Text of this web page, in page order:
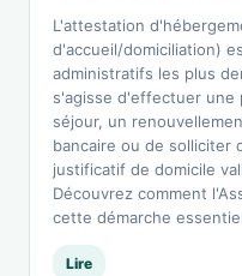
L'attestation
d'accueil/domiciliation)
administratifs les plus
s'agisse d'effectuer une
séjour, un
bancaire ou de solliciter
justificatif de domicile
Découvrez comment
cette démarche
Lire